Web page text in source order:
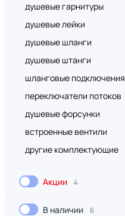
душевые гарнитуры
душевые лейки
душевые шланги
душевые штанги
шланговые подключения
переключатели потоков
душевые форсунки
встроенные вентили
другие комплектующие
Акции 4
В наличии 6